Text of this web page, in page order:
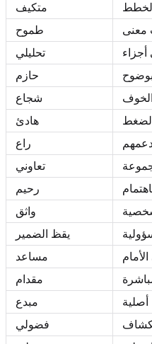
متكيف
طموح
معنى
تحليلي
حازم
بوضوح
شجاع
هادئ
الضغط
راع
تعاوني
رحيم
واثق
يقظ الضمير
مساعد
مقدام
مبدع
أصلية
فضولي